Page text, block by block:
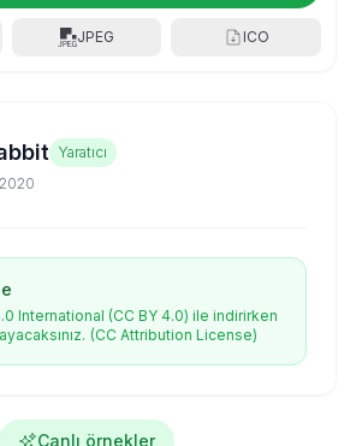
JPEG ICO
Yaratıcı
International (CC BY 4.0) ile indirirken
(CC Attribution License)
Canlı örnekler